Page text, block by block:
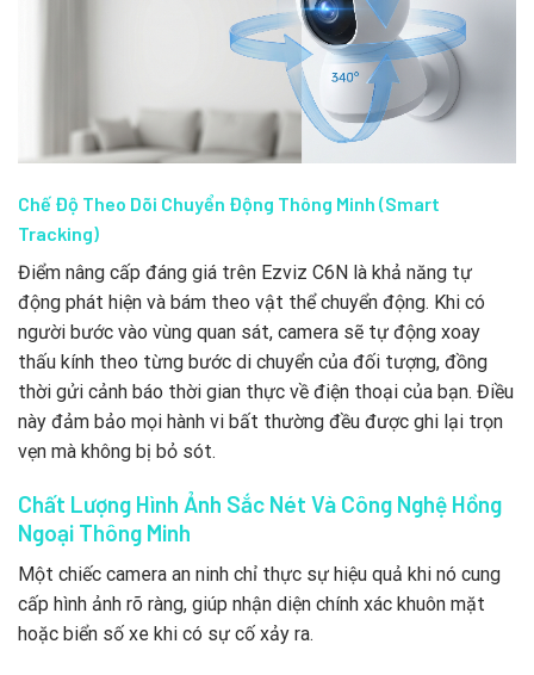
Chế Độ Theo Dõi Chuyển Động Thông Minh (Smart
Tracking)
Điểm nâng cấp đáng giá trên Ezviz C6N là khả năng tự
động phát hiện và bám theo vật thể chuyển động. Khi có
người bước vào vùng quan sát, camera sẽ tự động xoay
thấu kính theo từng bước di chuyển của đối tượng, đồng
thời gửi cảnh báo thời gian thực về điện thoại của bạn. Điều
này đảm bảo mọi hành vi bất thường đều được ghi lại trọn
vẹn mà không bị bỏ sót.
Chất Lượng Hình Ảnh Sắc Nét Và Công Nghệ Hồng
Ngoại Thông Minh
Một chiếc camera an ninh chỉ thực sự hiệu quả khi nó cung
cấp hình ảnh rõ ràng, giúp nhận diện chính xác khuôn mặt
hoặc biển số xe khi có sự cố xảy ra.